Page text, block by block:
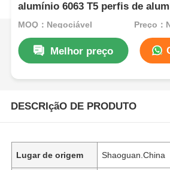
alumínio 6063 T5 perfis de
personalizados na China, perfis
MOQ：Negociável Preço：
Melhor preço
DESCRIçãO DE PRODUTO
Lugar de origem Shaoguan.China